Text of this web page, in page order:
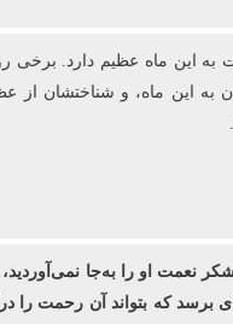
این ماه عظیم دارد. برخی
به این ماه، و شناختشان
نعمت او را به‌جا
برسد که بتواند آن